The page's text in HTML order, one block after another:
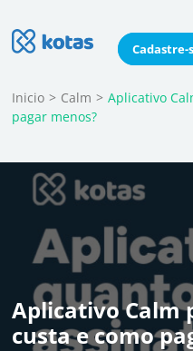
Cadastre-
to
(Press
Enter)
Blog do Kotas
Dicas e conteúdo relevante para
Inicio > Calm > Aplicativo
pagar menos?
Aplicativo Calm
custa e como